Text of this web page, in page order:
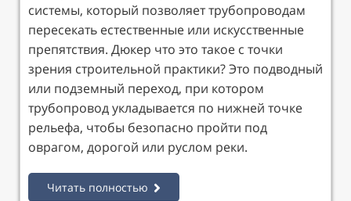
системы, который позволяет трубопроводам
пересекать естественные или искусственные
препятствия. Дюкер что это такое с точки
зрения строительной практики? Это подводный
или подземный переход, при котором
трубопровод укладывается по нижней точке
рельефа, чтобы безопасно пройти под
оврагом, дорогой или руслом реки.
Читать полностью